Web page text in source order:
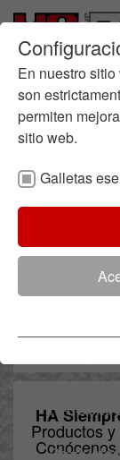
En nuestro
son
permiten
sitio web.
Galletas
Ir a la página
Skip to page
Historia
Gestión
Química
Dónde
Informes
Ruta
Gestión
Iniciativas
Proceso
I+D: HA
Focus:
HA
Productos
Productos
Quiénes
Más
Saber más
HA